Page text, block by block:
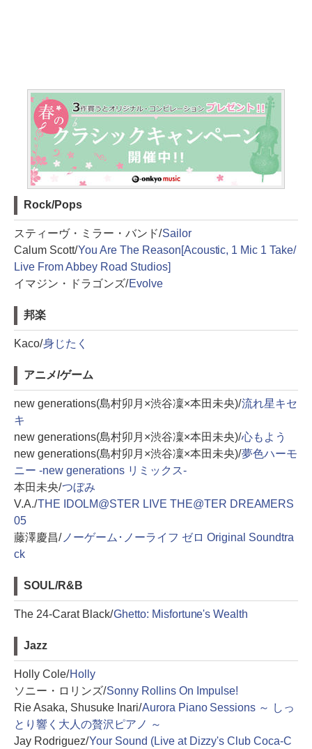
Rock/Pops
スティーヴ・ミラー・バンド/Sailor
Calum Scott/You Are The Reason[Acoustic, 1 Mic 1 Take/
Live From Abbey Road Studios]
イマジン・ドラゴンズ/Evolve
邦楽
Kaco/身じたく
アニメ/ゲーム
new generations(島村卯月×渋谷凜×本田未央)/流れ星キセ
キ
new generations(島村卯月×渋谷凜×本田未央)/心もよう
new generations(島村卯月×渋谷凜×本田未央)/夢色ハーモ
ニー -new generations リミックス-
本田未央/つぼみ
V.A./THE IDOLM@STER LIVE THE@TER DREAMERS
05
藤澤慶昌/ノーゲーム･ノーライフ ゼロ Original Soundtra
ck
SOUL/R&B
The 24-Carat Black/Ghetto: Misfortune's Wealth
Jazz
Holly Cole/Holly
ソニー・ロリンズ/Sonny Rollins On Impulse!
Rie Asaka, Shusuke Inari/Aurora Piano Sessions ～ しっ
とり響く大人の贅沢ピアノ ～
Jay Rodriguez/Your Sound (Live at Dizzy's Club Coca-C